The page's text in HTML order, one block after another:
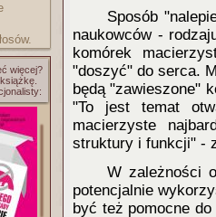
więcej?
Sposób
naukowców -
komórek
"doszyć" do serca.
będą "zawieszone"
"To jest temat
macierzyste
struktury i funkcji" -
W zależności
potencjalnie
być też pomocne